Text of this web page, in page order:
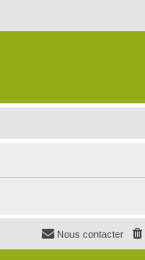
Nous contacter